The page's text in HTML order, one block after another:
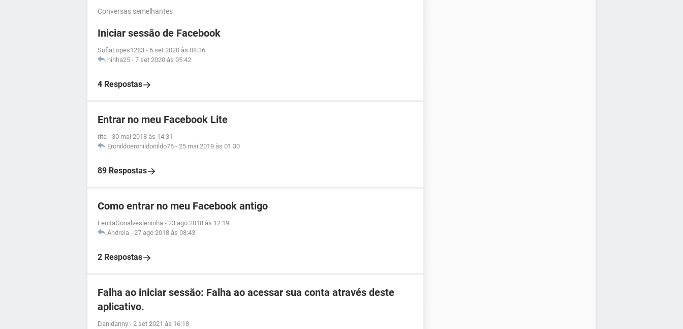
Conversas semelhantes
Iniciar sessão de Facebook
SofiaLopes1283 - 6 set 2020 às 08:36
ninha25 - 7 set 2020 às 05:42
4 Respostas
Entrar no meu Facebook Lite
rita - 30 mai 2018 às 14:31
Eronildoeronildonildo76 - 25 mai 2019 às 01:30
89 Respostas
Como entrar no meu Facebook antigo
LenitaGonalvesleninha - 23 ago 2018 às 12:19
Andreia - 27 ago 2018 às 08:43
2 Respostas
Falha ao iniciar sessão: Falha ao acessar sua conta através deste
aplicativo.
Danidanny - 2 set 2021 às 16:18